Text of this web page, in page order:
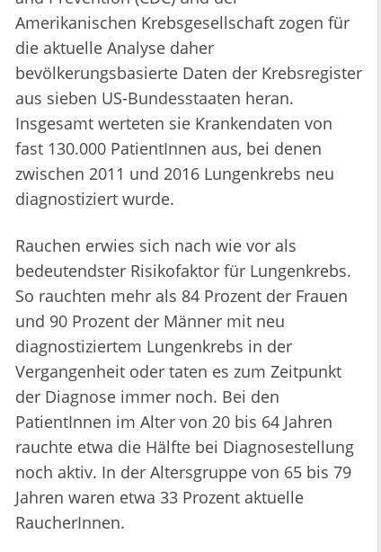
Amerikanischen Krebsgesellschaft zogen für
die aktuelle Analyse daher
bevölkerungsbasierte Daten der Krebsregister
aus sieben US-Bundesstaaten heran.
Insgesamt werteten sie Krankendaten von
fast 130.000 PatientInnen aus, bei denen
zwischen 2011 und 2016 Lungenkrebs neu
diagnostiziert wurde.
Rauchen erwies sich nach wie vor als
bedeutendster Risikofaktor für Lungenkrebs.
So rauchten mehr als 84 Prozent der Frauen
und 90 Prozent der Männer mit neu
diagnostiziertem Lungenkrebs in der
Vergangenheit oder taten es zum Zeitpunkt
der Diagnose immer noch. Bei den
PatientInnen im Alter von 20 bis 64 Jahren
rauchte etwa die Hälfte bei Diagnosestellung
noch aktiv. In der Altersgruppe von 65 bis 79
Jahren waren etwa 33 Prozent aktuelle
RaucherInnen.